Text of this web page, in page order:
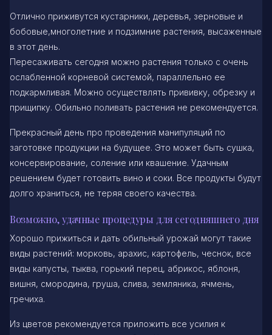
Отлично приживутся кустарники, деревья, зерновые и
бобовые,многолетние и подзимние растения, высаженные
в этот день.
Пересаживать сегодня можно растения только с очень
ослабленной корневой системой, параллельно ее
подкармливая. Можно осуществлять прививку, обрезку и
прищипку. Обильно поливать растения не рекомендуется.
Прекрасный день про проведения манипуляций по
заготовке продукции на будущее. Это может быть сушка,
консервирование, соление или квашение. Удачным
решением будет готовить вино и соки. Все продукты будут
долго храниться, не теряя своего качества.
Возможно, удачные процедуры для сегодняшнего дня
Хорошо прижиться и дать обильный урожай могут такие
виды растений: морковь, арахис, картофель, чеснок, все
виды капусты, тыква, горький перец, абрикос, яблоня,
вишня, смородина, груша, слива, земляника, ячмень,
гречиха.
Из цветов рекомендуется приложить все усилия к